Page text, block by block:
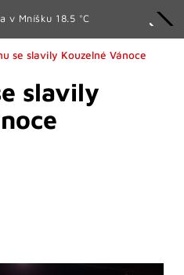
v Mníšku 18.5 °C
se slavily Kouzelné Vánoce
slavily